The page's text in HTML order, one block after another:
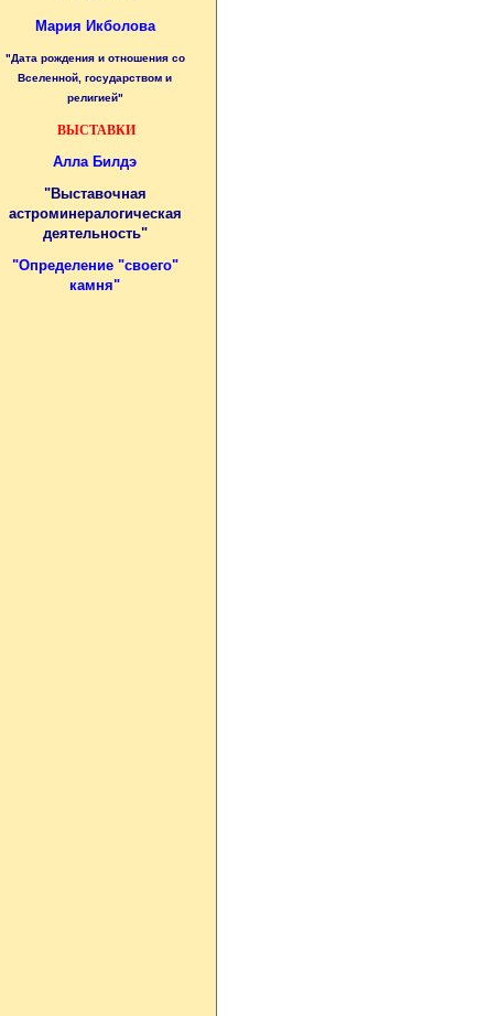
Мария Икболова
"Дата рождения и отношения со
Вселенной, государством и
религией"
ВЫСТАВКИ
Алла Билдэ
"Выставочная
астроминералогическая
деятельность"
"Определение "своего"
камня"